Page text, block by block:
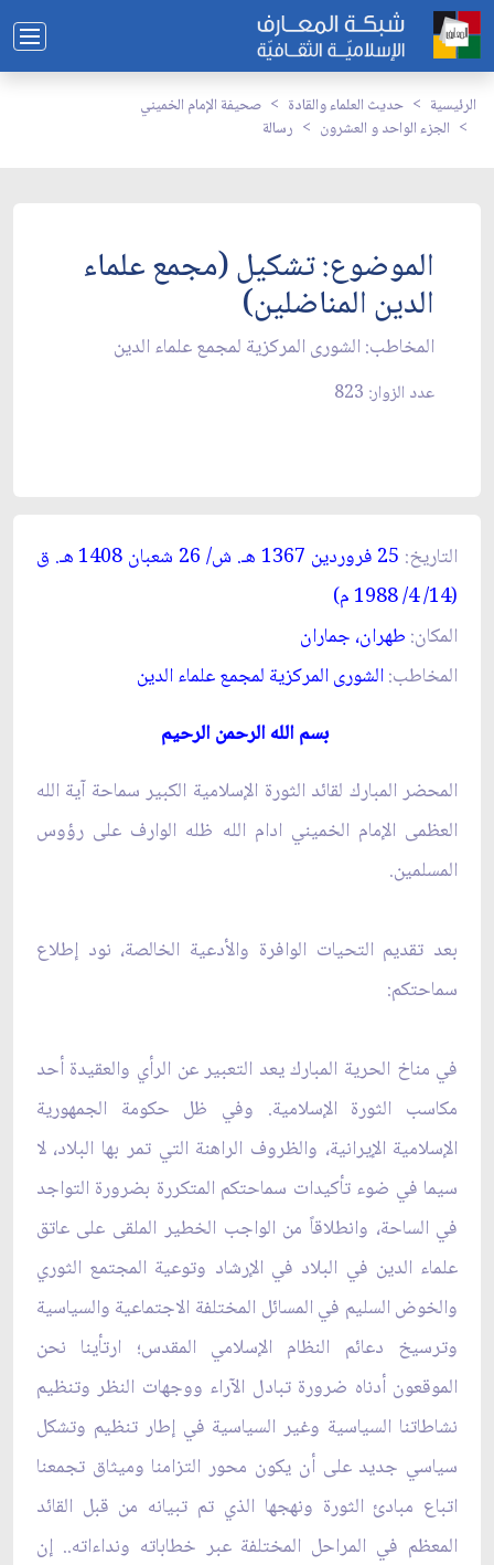
الرئيسية حديث العلماء والقادة
صحيفة الإمام الخميني
الجزء الواحد و العشرون
رسالة
الموضوع: تشكيل (مجمع علماء
الدين المناضلين)
المخاطب: الشورى المركزية لمجمع علماء الدين
عدد الزوار: 823
التاريخ: ـ. ش/ 26 شعبان 1408 ه ـ. ق
(14/ 4/ 1988 م)
المكان: طهران، جماران
المخاطب:الشورى المركزية لمجمع علماء الدين
بسم الله الرحمن الرحيم
المحضر المبارك لقائد الثورة الإسلامية الكبير سماحة آية الله
العظمى الإمام الخميني ادام الله ظله الوارف على رؤوس
المسلمين.
بعد تقديم التحيات الوافرة والأدعية الخالصة، نود إطلاع
سماحتكم:
في مناخ الحرية المبارك يعد التعبير عن الرأي والعقيدة أحد
مكاسب الثورة الإسلامية. وفي ظل حكومة الجمهورية
الإسلامية الإيرانية، والظروف الراهنة التي تمر بها البلاد، لا
سيما في ضوء تأكيدات سماحتكم المتكررة بضرورة التواجد
في الساحة، وانطلاقاً من الواجب الخطير الملقى على عاتق
علماء الدين في البلاد في الإرشاد وتوعية المجتمع الثوري
والخوض السليم في المسائل المختلفة الاجتماعية والسياسية
وترسيخ دعائم النظام الإسلامي المقدس؛ ارتأينا نحن
الموقعون أدناه ضرورة تبادل الآراء ووجهات النظر وتنظيم
نشاطاتنا السياسية وغير السياسية في إطار تنظيم وتشكل
سياسي جديد على أن يكون محور التزامنا وميثاق تجمعنا
اتباع مبادئ الثورة ونهجها الذي تم تبيانه من قبل القائد
المعظم في المراحل المختلفة عبر خطاباته ونداءاته.. إن